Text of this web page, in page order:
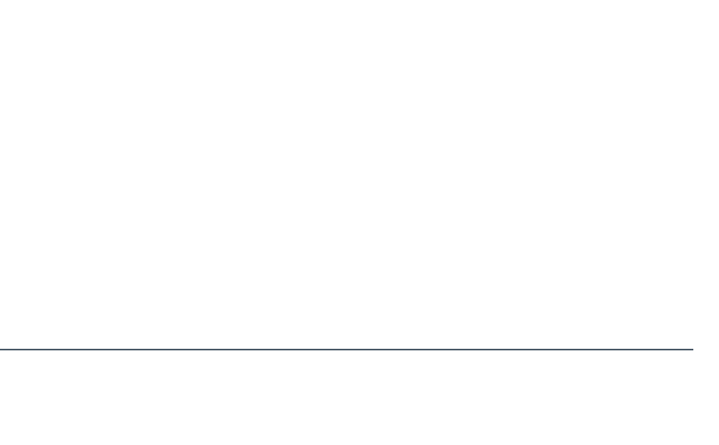
tienen:
productos para asfalto, hormigón, albañilería.
productos para asfalto.
tecnología, línea blanca, colchones, muebles,
suplementos alimenticios, vitaminas.